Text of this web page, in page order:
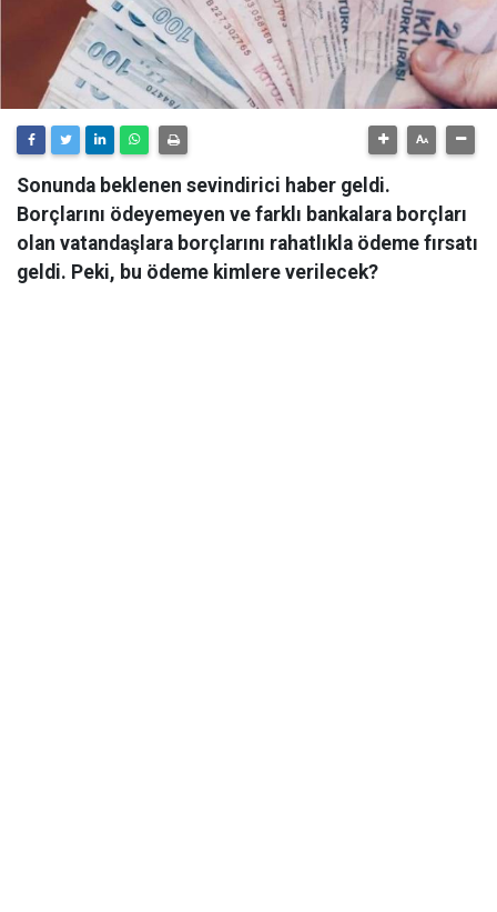
Sonunda beklenen sevindirici haber geldi.
Borçlarını ödeyemeyen ve farklı bankalara borçları
olan vatandaşlara borçlarını rahatlıkla ödeme fırsatı
geldi. Peki, bu ödeme kimlere verilecek?